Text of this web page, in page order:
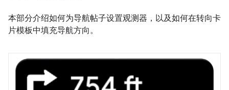
本部分介绍如何为导航帖子设置观测器，以及如何在转向卡
片模板中填充导航方向。